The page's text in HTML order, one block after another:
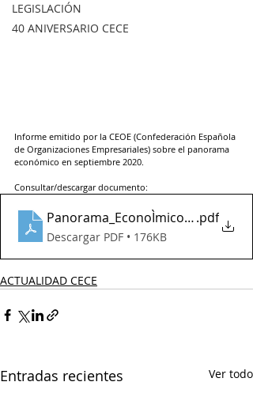
LEGISLACIÓN
40 ANIVERSARIO CECE
Informe emitido por la CEOE (Confederación Española
de Organizaciones Empresariales) sobre el panorama
económico en septiembre 2020.
Consultar/descargar documento:
.pdf
Descargar PDF • 176KB
ACTUALIDAD CECE
Entradas recientes Ver todo